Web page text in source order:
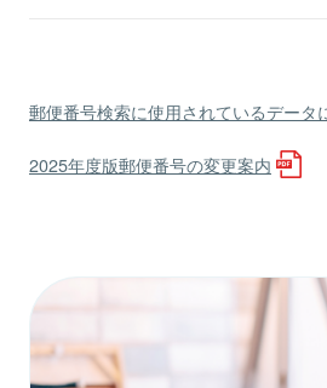
郵便番号検索に使用されているデータ
2025年度版郵便番号の変更案内